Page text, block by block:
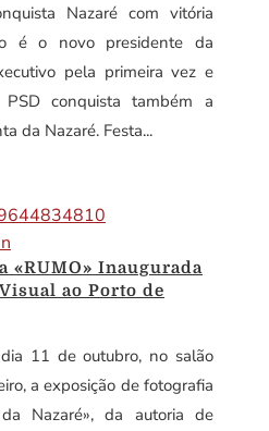
Nazaré com vitória
é o novo presidente da
pela primeira vez e
PSD conquista também a
da Nazaré. Festa...
«RUMO» Inaugurada
ao Porto de
11 de outubro, no salão
a exposição de fotografia
Nazaré», da autoria de